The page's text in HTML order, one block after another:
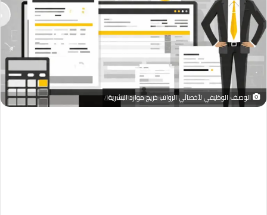
الوصف الوظيفي لأخصائي الرواتب خريج موارد البشرية